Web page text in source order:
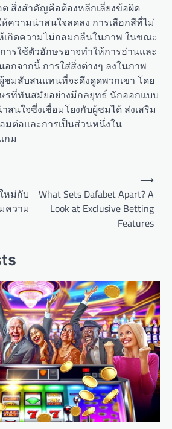
สิ่งสำคัญคือต้องหลีกเลี่ยงข้อผิด
ความน่าสนใจลดลง การเลือกสีที่ไม่
เกิดความไม่กลมกลืนในภาพ ในขณะ
ารใช้ตัวอักษรอาจทำให้การอ่านและ
กจากนี้ การใส่สิ่งต่างๆ ลงในภาพ
ชมสับสนแทนที่จะดึงดูดพวกเขา โดย
รที่ทันสมัยอย่างมีกลยุทธ์ นักออกแบบ
สนใจซึ่งเชื่อมโยงกับผู้ชมได้ ส่งเสริม
มต่อและการเป็นส่วนหนึ่งใน
กม
หม่กับ
ความ
What Sets Dafabet Apart? A
Look at Exclusive Betting
Features
⟶